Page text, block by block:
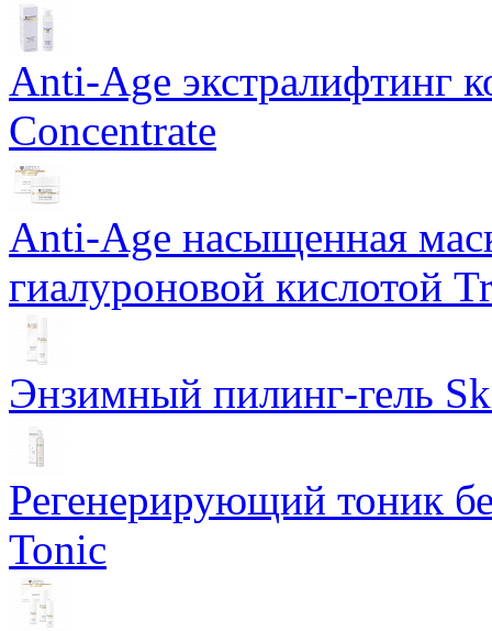
Anti-Age экстралифтинг
Concentrate
Anti-Age насыщенная
гиалуроновой кислотой
Энзимный пилинг-гель
Регенерирующий тоник
Tonic